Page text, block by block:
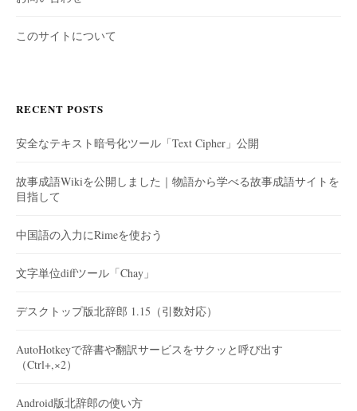
このサイトについて
RECENT POSTS
安全なテキスト暗号化ツール「Text Cipher」公開
故事成語Wikiを公開しました｜物語から学べる故事成語サイトを
目指して
中国語の入力にRimeを使おう
文字単位diffツール「Chay」
デスクトップ版北辞郎 1.15（引数対応）
AutoHotkeyで辞書や翻訳サービスをサクッと呼び出す
（Ctrl+,×2）
Android版北辞郎の使い方